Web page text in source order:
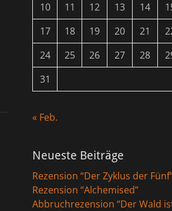
10
11 12 13 14
17
18 19 20 21
24
25 26 27 28
31
« Feb.
Neueste Beiträge
Rezension “Der Zyklus der
Rezension “Alchemised”
Abbruchrezension “Der Wald